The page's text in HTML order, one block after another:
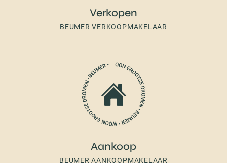
Verkopen
BEUMER VERKOOPMAKELAAR
Aankoop
BEUMER AANKOOPMAKELAAR